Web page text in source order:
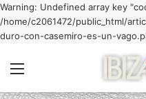
Warning: Undefined array key
/home/c2061472/public_html/
duro-con-casemiro-es-un-